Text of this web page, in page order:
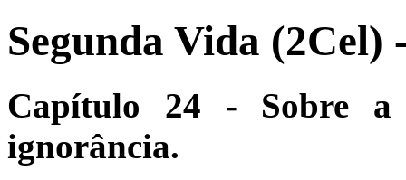
Segunda Vida (2Cel)
Capítulo 24 - Sobre a
ignorância.